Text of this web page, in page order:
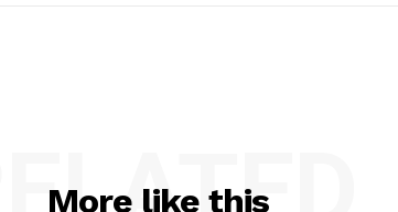
More like this